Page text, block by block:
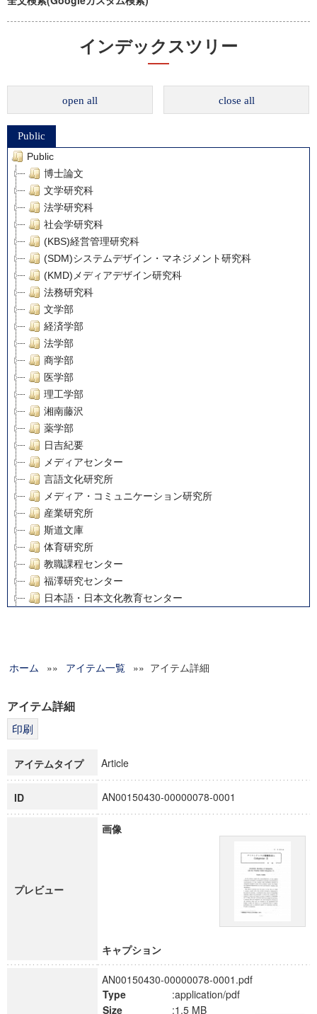
インデックスツリー
open all close all
Public
Public
博士論文
文学研究科
法学研究科
社会学研究科
(KBS)経営管理研究科
(SDM)システムデザイン・マネジメント研究科
(KMD)メディアデザイン研究科
法務研究科
文学部
経済学部
法学部
商学部
医学部
理工学部
湘南藤沢
薬学部
日吉紀要
メディアセンター
言語文化研究所
メディア・コミュニケーション研究所
産業研究所
斯道文庫
体育研究所
教職課程センター
福澤研究センター
日本語・日本文化教育センター
グローバルリサーチインスティテュート
科学研究費補助金研究成果報告書
博士課程教育リーディングプログラム「超成熟社会発展のサ
ホーム »» アイテム一覧 »» アイテム詳細
アイテム詳細
アイテムタイプ Article
ID AN00150430-00000078-0001
プレビュー
画像
キャプション
AN00150430-00000078-0001.pdf
Type
:application/pdf
Size
:1.5 MB